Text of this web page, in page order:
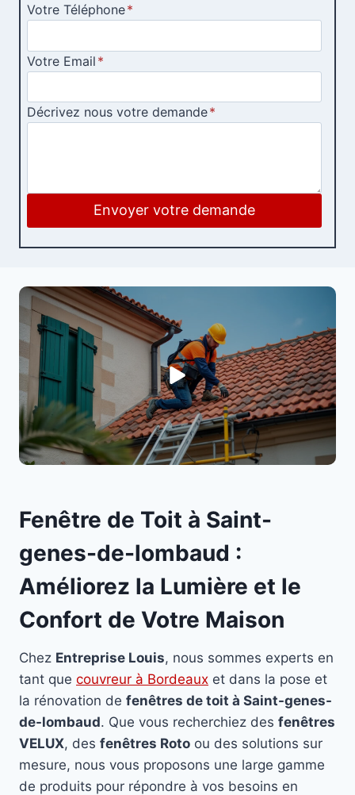
Votre Téléphone*
Votre Email *
Décrivez nous votre demande*
Envoyer votre demande
Fenêtre de Toit à Saint-
genes-de-lombaud :
Améliorez la Lumière et le
Confort de Votre Maison
Chez Entreprise Louis, nous sommes experts en
tant que couvreur à Bordeaux et dans la pose et
la rénovation de fenêtres de toit à Saint-genes-
de-lombaud. Que vous recherchiez des fenêtres
VELUX, des fenêtres Roto ou des solutions sur
mesure, nous vous proposons une large gamme
de produits pour répondre à vos besoins en